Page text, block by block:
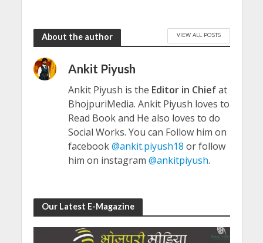
About the author VIEW ALL POSTS
Ankit Piyush
Ankit Piyush is the Editor in Chiefat
BhojpuriMedia. Ankit Piyush loves to
Read Book and He also loves to do
Social Works. You can Follow him on
facebook@ankit.piyush18 or follow
him on instagram @ankitpiyush.
Our Latest E-Magazine